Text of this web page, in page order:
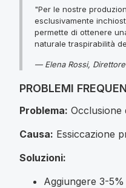
"Per le nostre
esclusivamente
permette di ottenere
naturale traspirabilità
— Elena Rossi,
PROBLEMI
Problema: Occlusione
Causa: Essiccazione
Soluzioni:
Aggiungere 3-